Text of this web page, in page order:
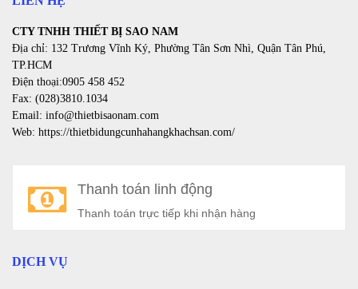
CTY TNHH THIẾT BỊ SAO NAM
Địa chỉ: 132 Trương Vĩnh Ký, Phường Tân Sơn Nhì, Quận Tân Phú,
TP.HCM
Điện thoại:0905 458 452
Fax: (028)3810.1034
Email: info@thietbisaonam.com
Web: https://thietbidungcunhahangkhachsan.com/
Thanh toán linh động
Thanh toán trực tiếp khi nhận hàng
DỊCH VỤ